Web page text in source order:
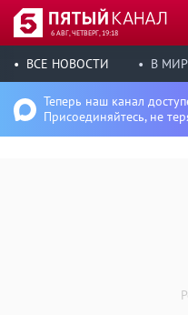
6 АВГ, ЧЕТВЕРГ, 19:18
ВСЕ НОВОСТИ В
Теперь наш канал
Присоединяйтесь, не